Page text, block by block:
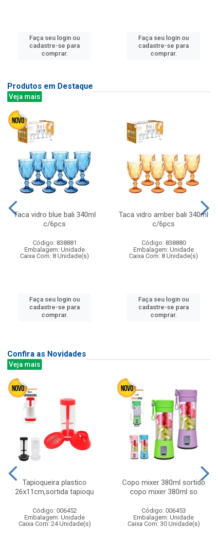
Faça seu login ou
cadastre-se para
comprar.
Faça seu login ou
cadastre-se para
comprar.
Produtos em Destaque
Veja mais
Taca vidro blue bali 340ml
c/6pcs
Código: 838881
Embalagem: Unidade
Caixa Com: 8 Unidade(s)
Faça seu login ou
cadastre-se para
comprar.
Taca vidro amber bali 340ml
c/6pcs
Código: 838880
Embalagem: Unidade
Caixa Com: 8 Unidade(s)
Faça seu login ou
cadastre-se para
comprar.
Confira as Novidades
Veja mais
Tapioqueira plastico
26x11cm,sortida tapioqu
Código: 006452
Embalagem: Unidade
Caixa Com: 24 Unidade(s)
Copo mixer 380ml sortido
copo mixer 380ml so
Código: 006453
Embalagem: Unidade
Caixa Com: 30 Unidade(s)